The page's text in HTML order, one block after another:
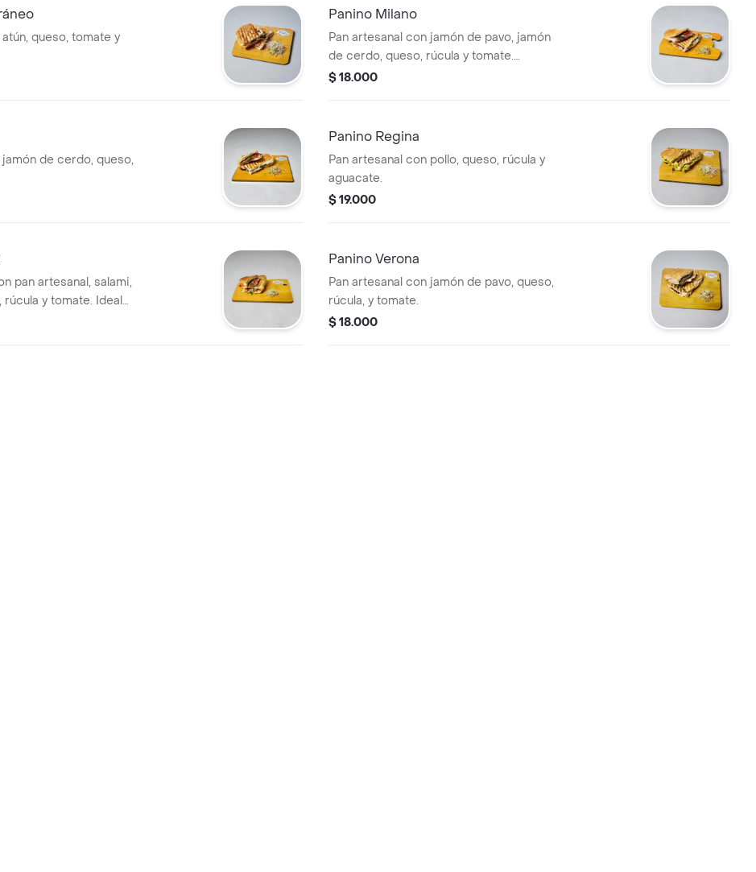
queso, tomate y
Panino Milano
Pan artesanal con jamón de pavo, jamón
de cerdo, queso, rúcula y tomate.
Perfecto para disfrutar en cualquier
$ 18.000
de cerdo, queso,
Panino Regina
Pan artesanal con pollo, queso, rúcula y
aguacate.
$ 19.000
pan artesanal, salami,
y tomate. Ideal
plato principal.
Panino Verona
Pan artesanal con jamón de pavo, queso,
rúcula, y tomate.
$ 18.000